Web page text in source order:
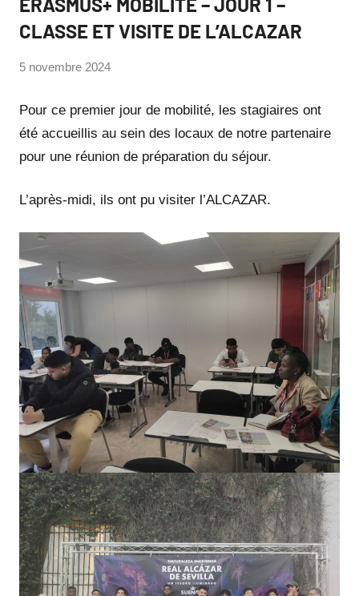
ERASMUS+ MOBILITE – JOUR 1 –
CLASSE ET VISITE DE L’ALCAZAR
par
SUCH
5 novembre 2024
Pour ce premier jour de mobilité, les stagiaires ont
été accueillis au sein des locaux de notre partenaire
pour une réunion de préparation du séjour.
L’après-midi, ils ont pu visiter l’ALCAZAR.